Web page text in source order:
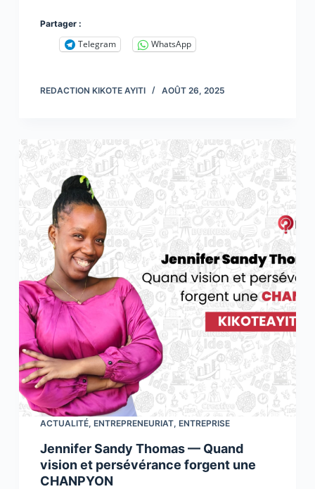
Partager :
Telegram WhatsApp
REDACTION KIKOTE AYITI AOÛT 26, 2025
ACTUALITÉ, ENTREPRENEURIAT, ENTREPRISE
Jennifer Sandy Thomas — Quand
vision et persévérance forgent une
CHANPYON